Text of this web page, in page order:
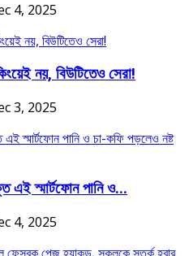
4, 2025
নয়, বিউটিতেও সেরা!
3, 2025
এই স্মার্টফোন পানি ও...
4, 2025